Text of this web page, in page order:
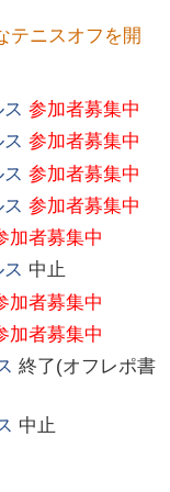
テニスオフを開
参加者募集中
参加者募集中
参加者募集中
参加者募集中
加者募集中
中止
加者募集中
加者募集中
終了(オフレポ書
中止